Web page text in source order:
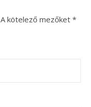
A kötelező mezőket *